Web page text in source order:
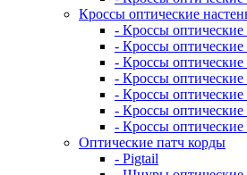
Кроссы оптические
- Кроссы
- Кроссы оптические
- Кроссы оптические
- Кроссы оптические
- Кроссы
- Кроссы
- Кроссы
Оптические патч корды
- Pigtail